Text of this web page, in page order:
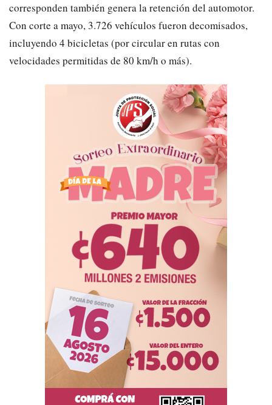
corresponden también genera la retención del automotor.
Con corte a mayo, 3.726 vehículos fueron decomisados,
incluyendo 4 bicicletas (por circular en rutas con
velocidades permitidas de 80 km/h o más).